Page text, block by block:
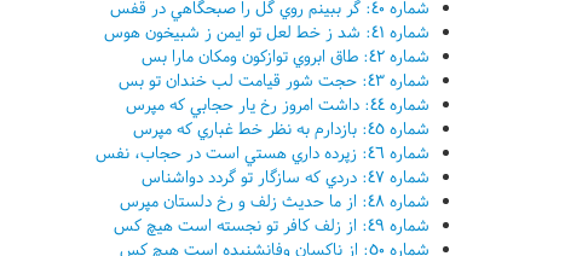
شماره ٤٠: گر ببينم روي گل را صبحگاهي در قفس
شماره ٤١: شد ز خط لعل تو ايمن ز شبيخون هوس
شماره ٤٢: طاق ابروي توازکون ومکان مارا بس
شماره ٤٣: حجت شور قيامت لب خندان تو بس
شماره ٤٤: داشت امروز رخ يار حجابي که مپرس
شماره ٤٥: بازدارم به نظر خط غباري که مپرس
شماره ٤٦: زپرده داري هستي است در حجاب، نفس
شماره ٤٧: دردي که سازگار تو گردد دواشناس
شماره ٤٨: از ما حديث زلف و رخ دلستان مپرس
شماره ٤٩: از زلف کافر تو نجسته است هيچ کس
شماره ٥٠: از ناکسان وفانشنيده است هيچ کس